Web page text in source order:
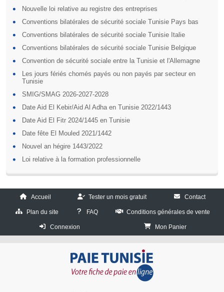
Nouvelle loi relative au registre des entreprises
Conventions bilatérales de sécurité sociale Tunisie Pays bas
Conventions bilatérales de sécurité sociale Tunisie Italie
Conventions bilatérales de sécurité sociale Tunisie Belgique
Convention de sécurité sociale entre la Tunisie et l'Allemagne
Les jours fériés chomés payés ou non payés par secteur en
Tunisie
SMIG/SMAG 2026-2027-2028
Date Aid El Kebir/Aid Al Adha en Tunisie 2022/1443
Date Aid El Fitr 2024/1445 en Tunisie
Date fête El Mouled 2021/1442
Nouvel an hégire 1443/2022
Loi relative à la formation professionnelle
Accueil Tester un mois gratuit Contact
Plan du site FAQ Conditions générales de vente
Connexion Mon Panier